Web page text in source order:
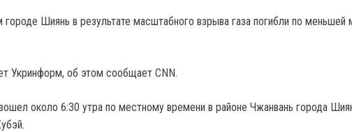
городе Шиянь в результате масштабного взрыва газа погибли по меньшей
Укринформ, об этом сообщает CNN.
около 6:30 утра по местному времени в районе Чжанвань города